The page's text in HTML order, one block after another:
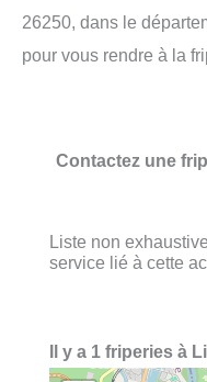
26250, dans le
pour vous rendre à la
Contactez une
Liste non
service lié à cette
Il y a 1 friperies à